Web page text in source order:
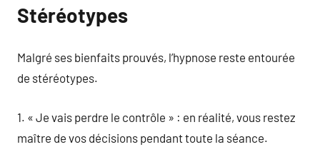
Stéréotypes
Malgré ses bienfaits prouvés, l’hypnose reste entourée
de stéréotypes.
1. « Je vais perdre le contrôle » : en réalité, vous restez
maître de vos décisions pendant toute la séance.